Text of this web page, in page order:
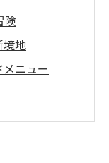
険
境地
ニュー
の組み合わ